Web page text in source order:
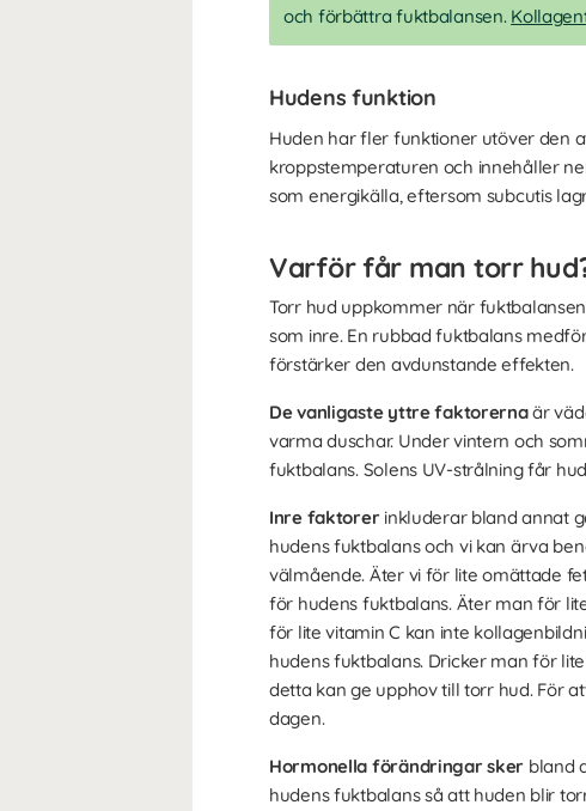
och förbättra fuktbalansen.
Hudens funktion
Huden har fler funktioner utöver den
kroppstemperaturen och innehåller
som energikälla, eftersom subcutis
Varför får man torr
Torr hud uppkommer när
som inre. En rubbad fuktbalans
förstärker den avdunstande effekten.
De vanligaste yttre faktorernaär
varma duschar. Under vintern och
fuktbalans. Solens UV-strålning får
Inre faktorerinkluderar bland annat
hudens fuktbalans och vi kan ärva
välmående. Äter vi för lite omättade
för hudens fuktbalans. Äter man för
för lite vitamin C kan inte
hudens fuktbalans. Dricker man för
detta kan ge upphov till torr hud. För
dagen.
Hormonella förändringar sker bland
hudens fuktbalans så att huden blir